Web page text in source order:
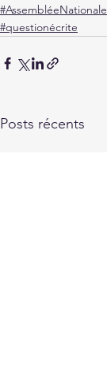
#AssembléeNationale
#questionécrite
Posts récents